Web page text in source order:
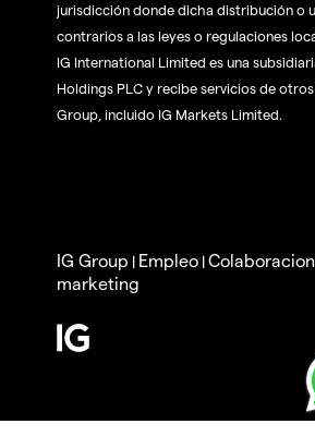
jurisdicción donde dicha distribución o
contrarios a las leyes o regulaciones
IG International Limited es una
Holdings PLC y recibe servicios de
Group, incluido IG Markets Limited.
IG Group | Empleo |
marketing